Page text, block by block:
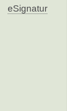
eSignatur